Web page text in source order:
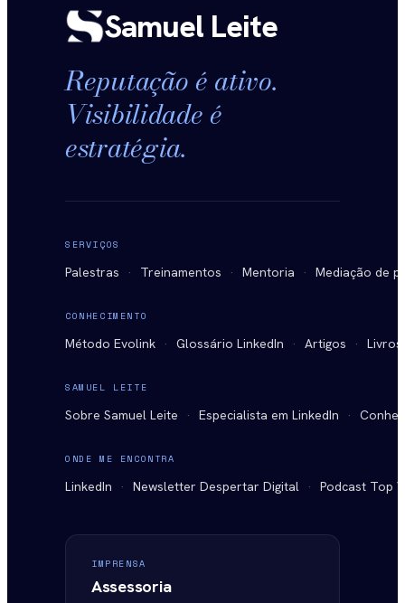
Samuel Leite
Reputação é ativo.
Visibilidade é
estratégia.
SERVIÇOS
Palestras · Treinamentos · Mentoria · Mediação de
CONHECIMENTO
Método Evolink · Glossário LinkedIn · Artigos · Livros
SAMUEL LEITE
Sobre Samuel Leite · Especialista em LinkedIn ·
ONDE ME ENCONTRA
LinkedIn · Newsletter Despertar Digital · Podcast Top
IMPRENSA
Assessoria